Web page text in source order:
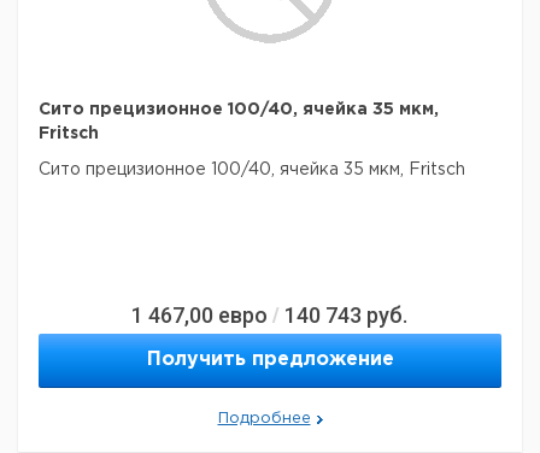
Сито прецизионное 100/40, ячейка 35 мкм,
Fritsch
Сито прецизионное 100/40, ячейка 35 мкм, Fritsch
1 467,00 евро / 140 743 руб.
Получить предложение
Подробнее